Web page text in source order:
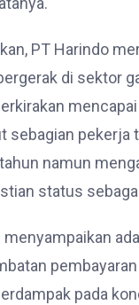
PT Harindo
di sektor
sebagian pekerja
namun
status
pada